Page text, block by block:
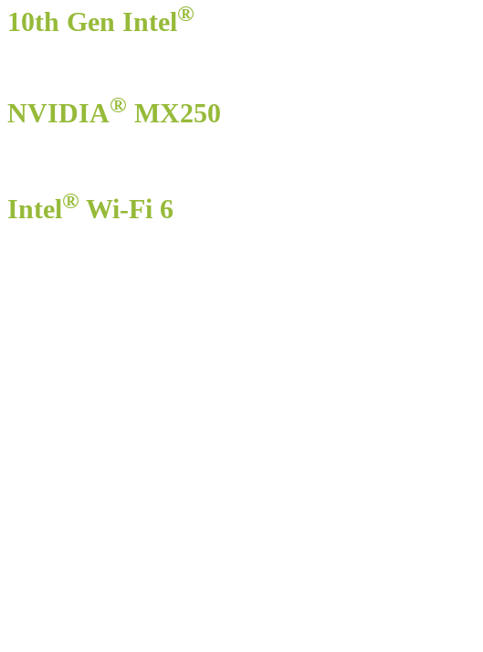
10th Gen Intel®
NVIDIA® MX250
Intel® Wi-Fi 6